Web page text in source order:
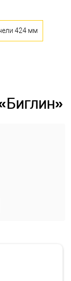
424 мм